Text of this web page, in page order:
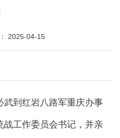
2025-04-15
到红岩八路军重庆办事
战工作委员会书记，并亲